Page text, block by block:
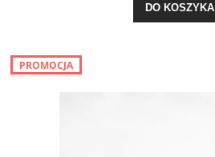
DO KOSZYKA
PROMOCJA